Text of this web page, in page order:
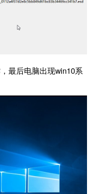
最后电脑出现win10系